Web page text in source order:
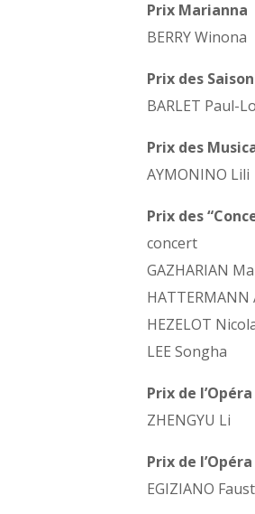
Prix Marianna
BERRY Winona
Prix des
BARLET Paul-
Prix des
AYMONINO Lili
Prix des
concert
GAZHARIAN
HATTERMANN
HEZELOT
LEE Songha
Prix de
ZHENGYU Li
Prix de
EGIZIANO